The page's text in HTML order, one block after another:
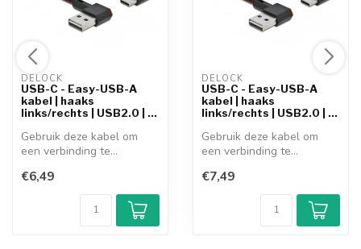
DELOCK
USB-C - Easy-USB-A
kabel | haaks
links/rechts | USB2.0 | ...
Gebruik deze kabel om
een verbinding te
€6,49
DELOCK
USB-C - Easy-USB-A
kabel | haaks
links/rechts | USB2.0 | ...
Gebruik deze kabel om
een verbinding te
€7,49